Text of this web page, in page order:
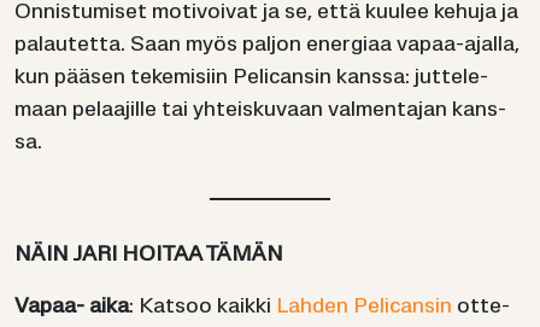
On­nis­tu­mi­set mo­ti­voi­vat ja se, että kuu­lee ke­hu­ja ja
pa­lau­tet­ta. Saan myös pal­jon ener­gi­aa vapaa-​ajalla,
kun pää­sen te­ke­mi­siin Pe­lican­sin kans­sa: jut­te­le­
maan pe­laa­jil­le tai yh­teis­ku­vaan val­men­ta­jan kans­
sa.
NÄIN JARI HOI­TAA TÄMÄN
Vapaa-​ aika: Kat­soo kaik­ki Lah­den Pe­lican­sin ot­te­